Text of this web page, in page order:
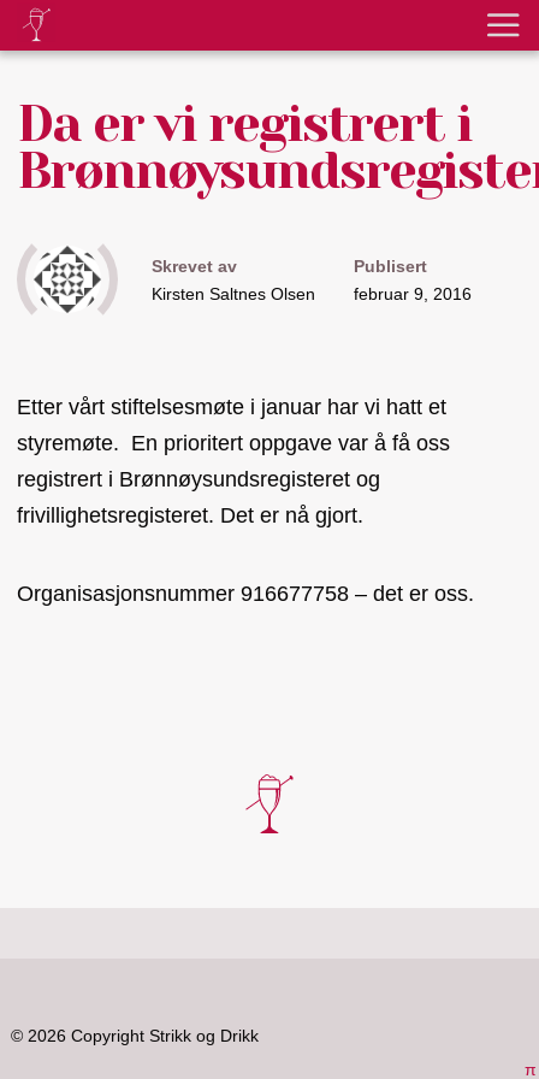
Da er vi registrert i
Skrevet av
Kirsten Saltnes Olsen
Publisert
februar 9, 2016
Etter vårt stiftelsesmøte i januar har vi hatt et
styremøte. En prioritert oppgave var å få oss
registrert i Brønnøysundsregisteret og
frivillighetsregisteret. Det er nå gjort.
Organisasjonsnummer 916677758 – det er oss.
© 2026 Copyright Strikk og Drikk
π